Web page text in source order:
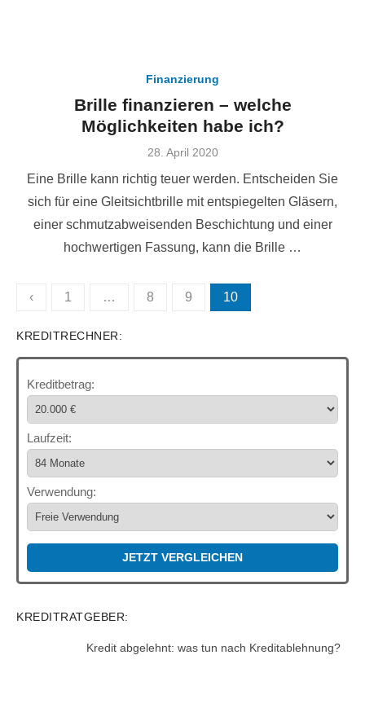
Finanzierung
Brille finanzieren – welche
Möglichkeiten habe ich?
Veröffentlicht
28. April 2020
Eine Brille kann richtig teuer werden. Entscheiden Sie
sich für eine Gleitsichtbrille mit entspiegelten Gläsern,
einer schmutzabweisenden Beschichtung und einer
hochwertigen Fassung, kann die Brille …
Seitennummerierung
Beiträge
‹ 1 … 8 9 10
KREDITRECHNER:
Kreditbetrag:
Laufzeit:
Verwendung:
JETZT VERGLEICHEN
KREDITRATGEBER:
Kredit abgelehnt: was tun nach Kreditablehnung?